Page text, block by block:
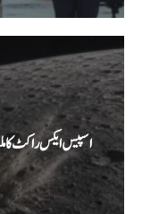
اسپیس ایکس راکٹ کا